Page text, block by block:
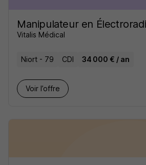
Manipulateur en
Vitalis Médical
Niort - 79 CDI 34 000 € / an
Voir l’offre